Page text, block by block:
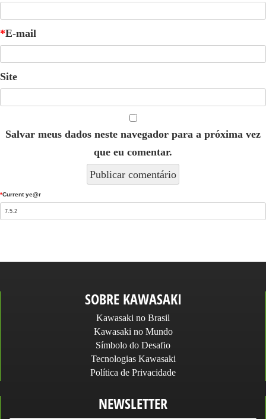
E-mail
*
Site
Salvar meus dados neste navegador para a próxima vez
que eu comentar.
Current ye@r
*
SOBRE KAWASAKI
Kawasaki no Brasil
Kawasaki no Mundo
Símbolo do Desafio
Tecnologias Kawasaki
Política de Privacidade
NEWSLETTER